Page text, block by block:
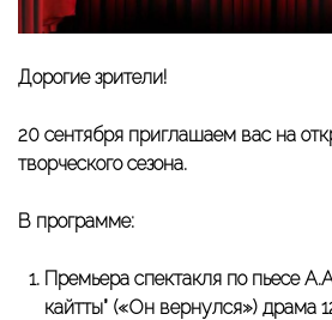
Дорогие зрители!
20 сентября приглашаем вас на
творческого сезона.
В программе:
Премьера спектакля по пьесе
кайтты” («Он вернулся») драма